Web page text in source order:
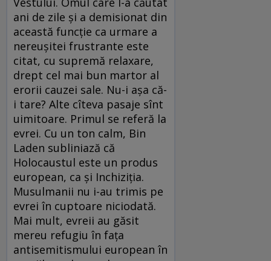
ani de zile şi a demisionat din
această funcţie ca urmare a
nereuşitei frustrante este
citat, cu supremă relaxare,
drept cel mai bun martor al
erorii cauzei sale. Nu-i aşa că-
i tare? Alte cîteva pasaje sînt
uimitoare. Primul se referă la
evrei. Cu un ton calm, Bin
Laden subliniază că
Holocaustul este un produs
european, ca şi Inchiziţia.
Musulmanii nu i-au trimis pe
evrei în cuptoare niciodată.
Mai mult, evreii au găsit
mereu refugiu în faţa
antisemitismului european în